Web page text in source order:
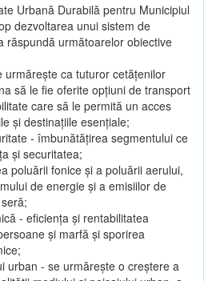
Urbană Durabilă pentru Municipiul
dezvoltarea unui sistem de
răspundă următoarelor obiective
urmărește ca tuturor cetățenilor
să le fie oferite opțiuni de transport
care să le permită un acces
și destinațiile esențiale;
- îmbunătățirea segmentului ce
și securitatea;
poluării fonice și a poluării aerului,
de energie și a emisiilor de
- eficiența și rentabilitatea
și marfă și sporirea
urban - se urmărește o creștere a